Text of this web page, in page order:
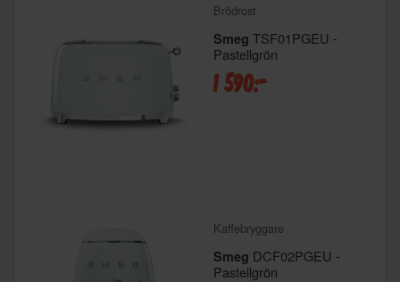
Brödrost
Smeg TSF01PGEU -
Pastellgrön
1 590:-
Kaffebryggare
Smeg DCF02PGEU -
Pastellgrön